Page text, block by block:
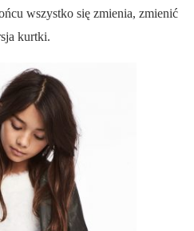
wszystko się zmienia, zmienić
kurtki.